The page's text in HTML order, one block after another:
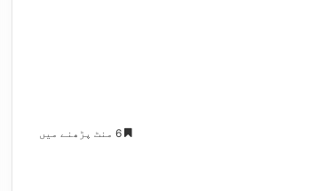
6 منٹ پڑھنے میں